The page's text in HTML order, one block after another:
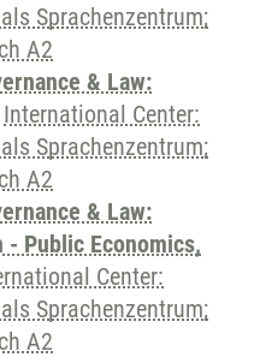
Sprachenzentrum;
A2
& Law:
International Center:
Sprachenzentrum;
A2
& Law:
Public Economics,
Center:
Sprachenzentrum;
A2